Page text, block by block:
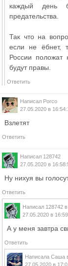
каждый день
предательства.
Так что на
если не ёбнет,
России положат
будут правы.
Ответить
Написал Porco
27.05.2020 в
Взлетят
Ответить
Написал 128742
27.05.2020 в
Ну нихуя вы
Ответить
Написал 128742
27.05.2020 в
А у меня завтра
Ответить
Написала Саша
27.05.2020 в